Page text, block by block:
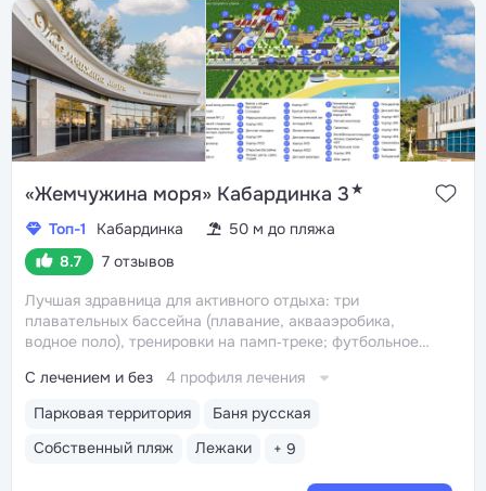
«Жемчужина моря» Кабардинка 3★
Топ-1 Кабардинка
50 м до пляжа
8.7
7 отзывов
Лучшая здравница для активного отдыха: три
плавательных бассейна (плавание, аквааэробика,
водное поло), тренировки на памп‑треке; футбольное
теннисные корты, бойцовский зал, фитнес‑центр.
Работает прокат спортинвентаря, велосипедов,
роликов, скейтбордов и самокатов
Первая береговая
линия, собственный мелкогалечный пляж с лежаками,
службой. Редкие преимущества пляжа — пологий вход
Парковая территория
Баня русская
Собственный пляж
Лежаки + 9
С лечением и без 4 профиля лечения